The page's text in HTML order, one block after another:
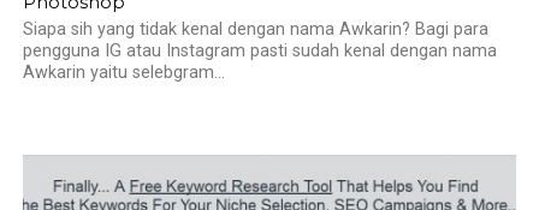
Siapa sih yang tidak kenal dengan nama Awkarin? Bagi para
pengguna IG atau Instagram pasti sudah kenal dengan nama
Awkarin yaitu selebgram...